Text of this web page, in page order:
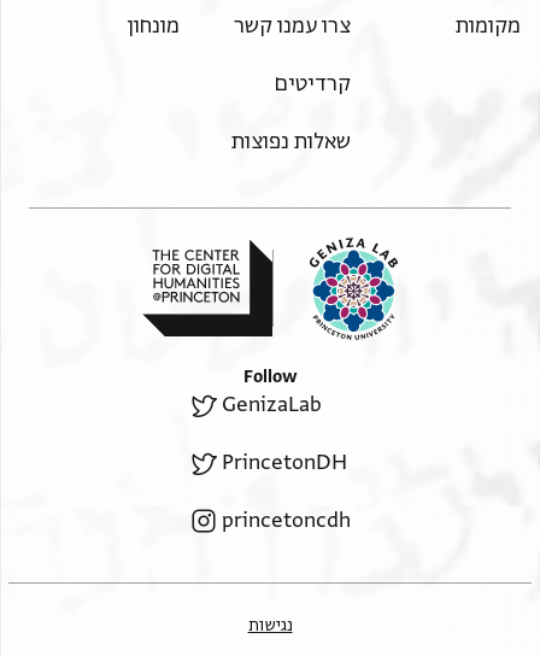
מקומות צרו עמנו קשר
קרדיטים
שאלות נפוצות
מונחון
Follow
GenizaLab
PrincetonDH
princetoncdh
נגישות